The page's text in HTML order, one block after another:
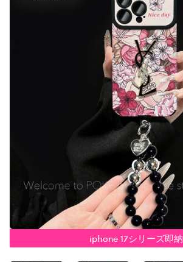
iphone 17シリーズ即納